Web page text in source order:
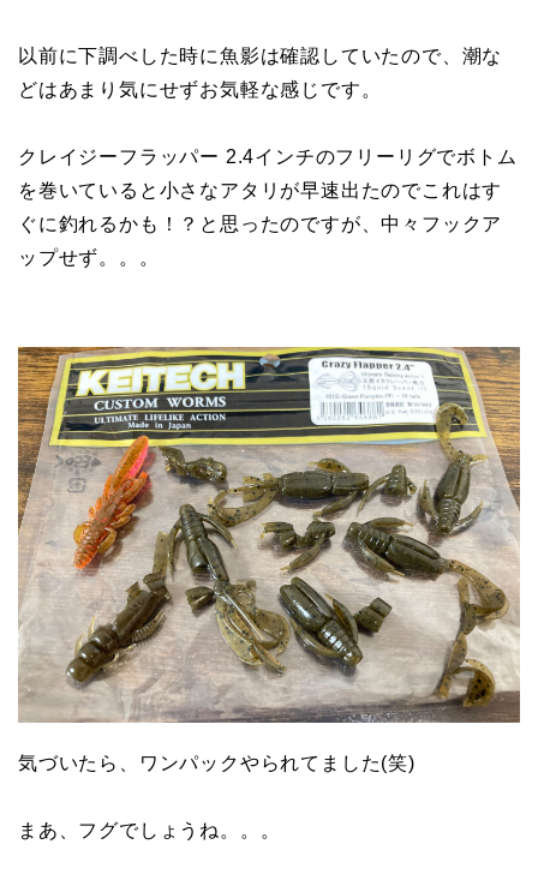
以前に下調べした時に魚影は確認していたので、潮な
どはあまり気にせずお気軽な感じです。
クレイジーフラッパー 2.4インチのフリーリグでボトム
を巻いていると小さなアタリが早速出たのでこれはす
ぐに釣れるかも！？と思ったのですが、中々フックア
ップせず。。。
気づいたら、ワンパックやられてました(笑)
まあ、フグでしょうね。。。